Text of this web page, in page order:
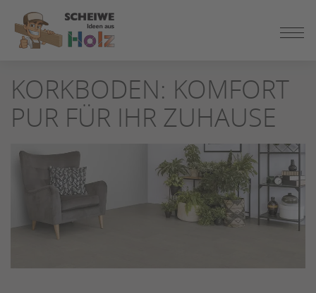
SEITENINHALT
SPRINGEN
KORKBODEN: KOMFORT
PUR FÜR IHR ZUHAUSE